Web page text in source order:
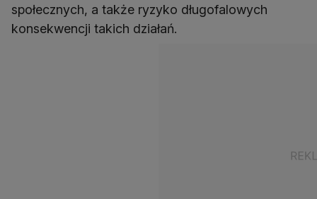
społecznych, a także ryzyko długofalowych
konsekwencji takich działań.